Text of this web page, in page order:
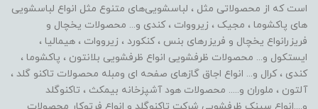
است که از محصولاتی مثل ، لباسشویی‌های متنوع مثل انواع لباسشویی
های پاکشوما ، مجیک ، زیرووات ، کندی و... محصولات یخچال و
فریزرانواع یخچال و فریزرهای بنس ، کنکورد ، زیرووات ، هیمالیا ،
ایستکول و... محصولات ظرفشویی انواع ظرفشویی بلانتون ، پاکشوما ،
کندی ، کرال و... انواع اجاق گازهای صفحه ای ومبله محصولات تاکنو گلد ،
آلتون ، ملوران و..... محصولات هود آشپزخانه بیمکث ، تاکنوگلد